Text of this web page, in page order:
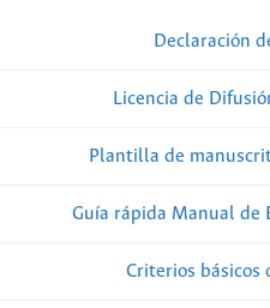
Declaración
Licencia de
Plantilla de
Guía rápida Manual de
Criterios básicos